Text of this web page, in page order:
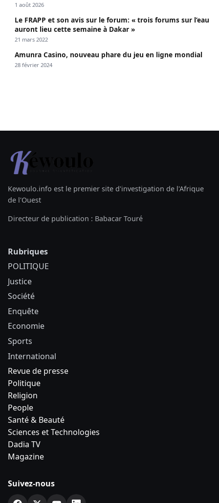
1 août 2026
Le FRAPP et son avis sur le forum: « trois forums sur l’eau
auront lieu cette semaine à Dakar »
21 mars 2022
Amunra Casino, nouveau phare du jeu en ligne mondial
28 février 2024
Kewoulo.info est le premier site d'investigation de l'Afrique
de l'Ouest
Directeur de publication : Babacar Touré
Rubriques
POLITIQUE
Justice
Société
Enquête
Economie
Sports
International
Revue de presse
Politique
Religion
People
Santé & Beauté
Sciences et Technologies
Dadia TV
Magazine
Suivez-nous